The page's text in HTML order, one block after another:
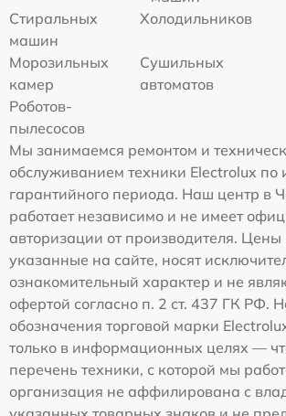
Стиральных
машин
Холодильников
Морозильных
камер
Сушильных
автоматов
Роботов-
пылесосов
Мы занимаемся ремонтом и
обслуживанием техники Electrolux по
гарантийного периода. Наш центр в
работает независимо и не имеет
авторизации от производителя. Цены
указанные на сайте, носят
ознакомительный характер и не
офертой согласно п. 2 ст. 437 ГК РФ.
обозначения торговой марки
только в информационных целях —
перечень техники, с которой мы
организация не аффилирована с